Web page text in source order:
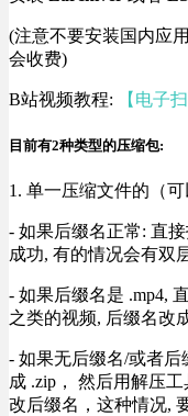
(注意不要安装国内应
会收费)
B站视频教程: 【电子
目前有2种类型的压缩包:
1. 单一压缩文件的（
- 如果后缀名正常: 直
成功, 有的情况会有双
- 如果后缀名是 .mp4,
之类的视频, 后缀名改
- 如果无后缀名/或者后
成 .zip， 然后用解压
改后缀名，这种情况,